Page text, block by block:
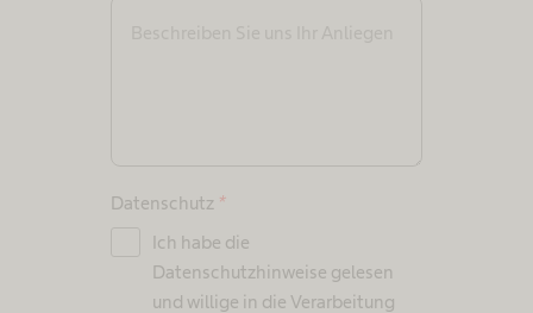
Datenschutz *
Ich habe die
Datenschutzhinweise gelesen
und willige in die Verarbeitung